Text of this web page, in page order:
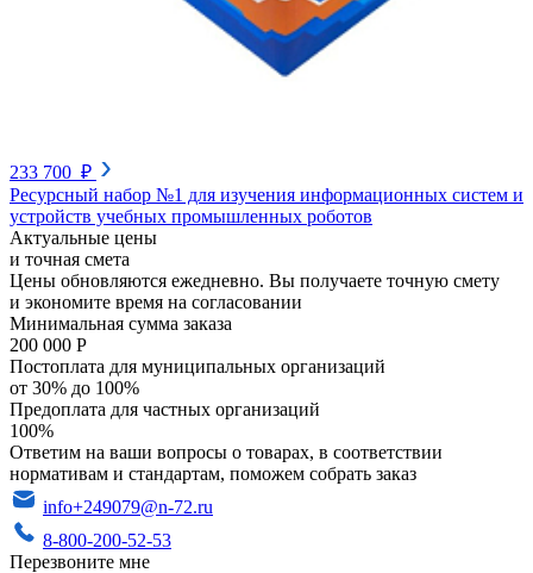
233 700 ₽
Ресурсный набор №1 для изучения информационных систем и
устройств учебных промышленных роботов
Актуальные цены
и точная смета
Цены обновляются ежедневно. Вы получаете точную смету
и экономите время на согласовании
Минимальная сумма заказа
200 000 Р
Постоплата для муниципальных организаций
от 30% до 100%
Предоплата для частных организаций
100%
Ответим на ваши вопросы о товарах, в соответствии
нормативам и стандартам, поможем собрать заказ
info+249079@n-72.ru
8-800-200-52-53
Перезвоните мне